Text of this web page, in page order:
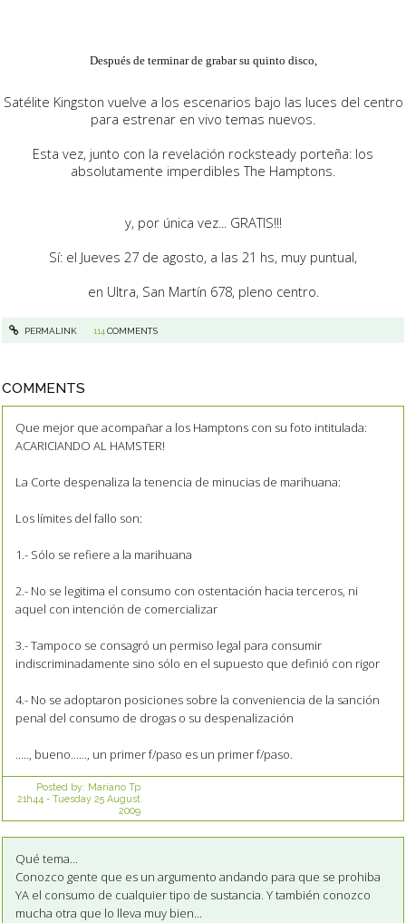
Después de terminar de grabar su quinto disco,
Satélite Kingston vuelve a los escenarios bajo las luces del centro
para estrenar en vivo temas nuevos.
Esta vez, junto con la revelación rocksteady porteña: los
absolutamente imperdibles The Hamptons.
y, por única vez... GRATIS!!!
Sí: el Jueves 27 de agosto, a las 21 hs, muy puntual,
en Ultra, San Martín 678, pleno centro.
PERMALINK 114 COMMENTS
COMMENTS
Que mejor que acompañar a los Hamptons con su foto intitulada:
ACARICIANDO AL HAMSTER!
La Corte despenaliza la tenencia de minucias de marihuana:
Los límites del fallo son:
1.- Sólo se refiere a la marihuana
2.- No se legitima el consumo con ostentación hacia terceros, ni
aquel con intención de comercializar
3.- Tampoco se consagró un permiso legal para consumir
indiscriminadamente sino sólo en el supuesto que definió con rigor
4.- No se adoptaron posiciones sobre la conveniencia de la sanción
penal del consumo de drogas o su despenalización
....., bueno......, un primer f/paso es un primer f/paso.
Posted by: Mariano Tp
21h44 - Tuesday 25 August
2009
Qué tema...
Conozco gente que es un argumento andando para que se prohiba
YA el consumo de cualquier tipo de sustancia. Y también conozco
mucha otra que lo lleva muy bien...